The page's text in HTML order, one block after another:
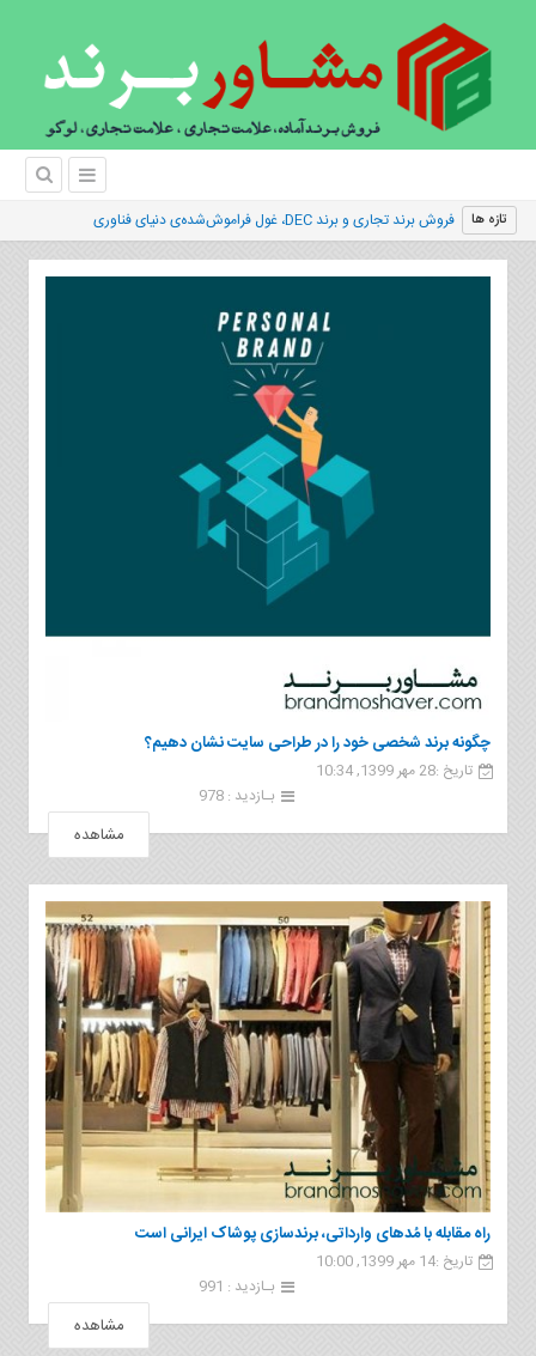
تازه ها فروش برند تجاری و برند DEC، غول فراموش‌شده‌ی دنیای فناوری
چگونه برند شخصی خود را در طراحی سایت نشان دهیم؟
تاریخ :28 مهر 1399, 10:34
بـازدید : 978
مشاهده
راه مقابله با مُدهای وارداتی، برندسازی پوشاک ایرانی است
تاریخ :14 مهر 1399, 10:00
بـازدید : 991
مشاهده